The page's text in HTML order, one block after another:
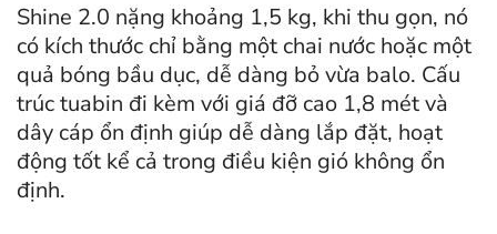
Shine 2.0 nặng khoảng 1,5 kg, khi thu gọn, nó
có kích thước chỉ bằng một chai nước hoặc một
quả bóng bầu dục, dễ dàng bỏ vừa balo. Cấu
trúc tuabin đi kèm với giá đỡ cao 1,8 mét và
dây cáp ổn định giúp dễ dàng lắp đặt, hoạt
động tốt kể cả trong điều kiện gió không ổn
định.